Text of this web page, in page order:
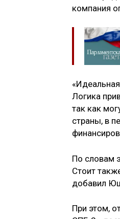
компания
Логика
так как
страны, в
По словам
Стоит
добавил
При этом,